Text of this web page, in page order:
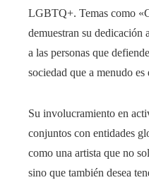
LGBTQ+. Temas como
demuestran su dedicación
a las personas que
sociedad que a menudo es
Su involucramiento en
conjuntos con entidades
como una artista que no
sino que también desea